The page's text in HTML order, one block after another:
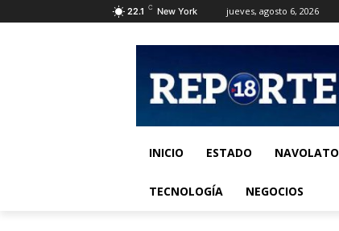
22.1 C New York jueves, agosto 6, 2026
INICIO ESTADO NAVOLATO
TECNOLOGÍA NEGOCIOS